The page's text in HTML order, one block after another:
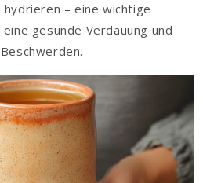
– eine wichtige
gesunde Verdauung und